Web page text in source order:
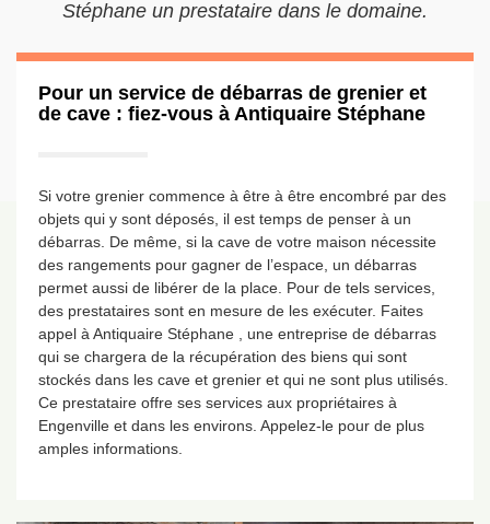
Stéphane un prestataire dans le domaine.
Pour un service de débarras de grenier et
de cave : fiez-vous à Antiquaire Stéphane
Si votre grenier commence à être à être encombré par des
objets qui y sont déposés, il est temps de penser à un
débarras. De même, si la cave de votre maison nécessite
des rangements pour gagner de l’espace, un débarras
permet aussi de libérer de la place. Pour de tels services,
des prestataires sont en mesure de les exécuter. Faites
appel à Antiquaire Stéphane , une entreprise de débarras
qui se chargera de la récupération des biens qui sont
stockés dans les cave et grenier et qui ne sont plus utilisés.
Ce prestataire offre ses services aux propriétaires à
Engenville et dans les environs. Appelez-le pour de plus
amples informations.